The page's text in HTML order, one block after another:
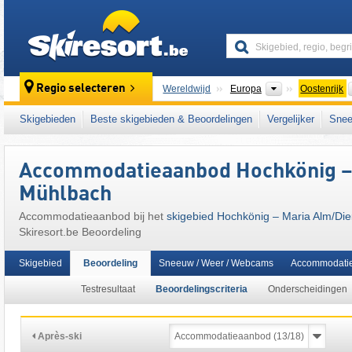
Regio selecteren Wereldwijd Europa Continenten
Oostenrijk
Dit skigebied ligt ook in: Salzburger
Sankt Johann im Pongau
Oostenrijkse Alpen, oostelijk deel van de
Skigebieden Beste skigebieden & Beoordelingen Vergelijker
Accommodatieaanbod Hochkönig
Mühlbach
Accommodatieaanbod bij het skigebied Hochkönig – Maria Alm/​
Skiresort.be Beoordeling
Skigebied Beoordeling
Testresultaat Beoordelingscriteria Onderscheidingen
Sneeuw / Weer / Webcams
Après-ski